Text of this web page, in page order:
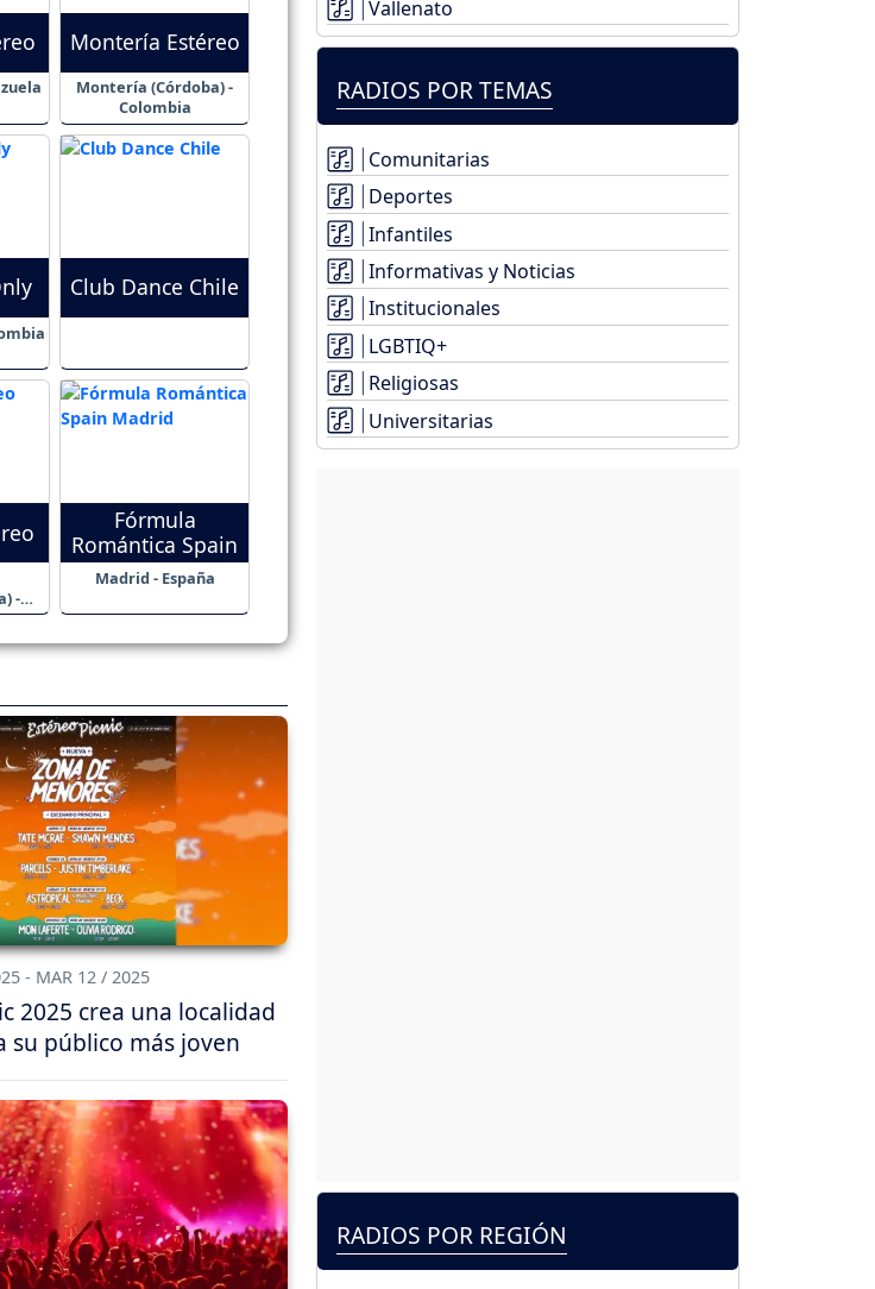
Montería Estéreo
Montería (Córdoba) -
Colombia
Club Dance Chile
-
Fórmula
Romántica Spain
Madrid - España
- MAR 12 / 2025
2025 crea una localidad
su público más joven
Vallenato
RADIOS POR TEMAS
Comunitarias
Deportes
Infantiles
Informativas y Noticias
Institucionales
LGBTIQ+
Religiosas
Universitarias
RADIOS POR REGIÓN